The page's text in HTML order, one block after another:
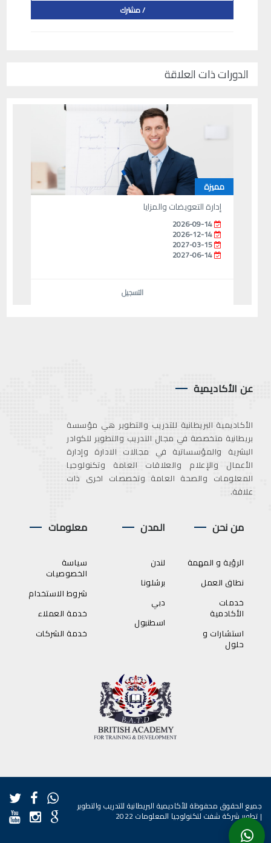
/ مشترك
الدورات ذات العلاقة
مميزة
إدارة التعويضات والمزايا
2026-09-14
2026-12-14
2027-03-15
2027-06-14
التسجيل
عن الأكاديمية
الأكاديمية البريطانية للتدريب والتطوير هي مؤسسة
بريطانية متخصصة في مجال التدريب والتطوير للكوادر
البشرية والمؤسساتية في مجالات الادارة وإدارة
الأعمال والإعلام والعلاقات العامة وتكنولوجيا
المعلومات والصحة العامة وتخصصات اخرى ذات
علاقة.
من نحن
الرؤية و المهمة
نطاق العمل
خدمات
الأكادمية
استشارات و
حلول
المدن
لندن
برشلونا
دبي
اسطنبول
معلومات
سياسة
الخصوصيات
شروط الاستخدام
خدمة العملاء
خدمة الشركات
جميع الحقوق محفوظة للأكاديمية البريطانية للتدريب والتطوير
| تطوير شركة شفت لتكنولوجيا المعلومات